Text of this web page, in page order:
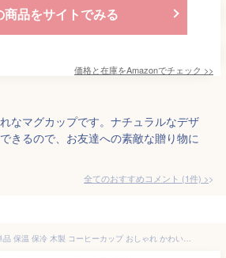
商品をサイトでみる
価格と在庫をAmazonでチェック >>
なマグカップです。ナチュラルなデザ
きるので、お友達への素敵な贈り物に
全てのおすすめコメント (1件) >
マグカップ 名入れ 単品 保温 保冷 木製 コーヒーカップ おしゃれ かわいい 両親 プレゼント スープカップ 彫刻名入れ 父の日 母の日 誕生日 プレゼント 名前入り おすすめ 記念品 キャンプ アウトドア コップ